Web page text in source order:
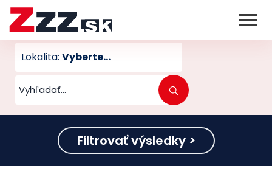
Lokalita: Vyberte...
Filtrovať výsledky >